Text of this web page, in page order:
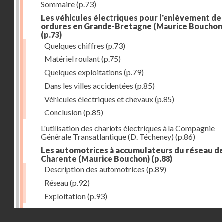
Sommaire(p.73)
Les véhicules électriques pour l'enlèvement
ordures en Grande-Bretagne (Maurice
(p.73)
Quelques chiffres (p.73)
Matériel roulant(p.75)
Quelques exploitations (p.79)
Dans les villes accidentées (p.85)
Véhicules électriques et chevaux(p.85)
Conclusion(p.85)
L'utilisation des chariots électriques à la Compagnie
Générale Transatlantique (D. Técheney) (p.86)
Les automotrices à accumulateurs du réseau
Charente (Maurice Bouchon) (p.88)
Description des automotrices (p.89)
Réseau(p.92)
Exploitation(p.93)